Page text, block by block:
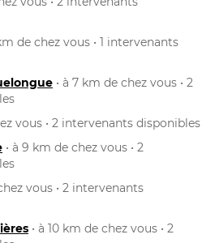
de chez vous • 1 intervenants
• à 7 km de chez vous • 2
vous • 2 intervenants disponibles
• à 9 km de chez vous • 2
vous • 2 intervenants
• à 10 km de chez vous • 2